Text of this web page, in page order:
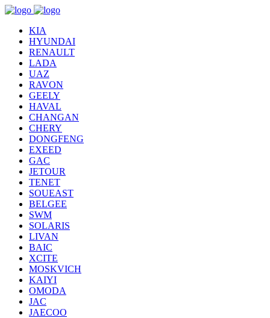
KIA
HYUNDAI
RENAULT
LADA
UAZ
RAVON
GEELY
HAVAL
CHANGAN
CHERY
DONGFENG
EXEED
GAC
JETOUR
TENET
SOUEAST
BELGEE
SWM
SOLARIS
LIVAN
BAIC
XCITE
MOSKVICH
KAIYI
OMODA
JAC
JAECOO